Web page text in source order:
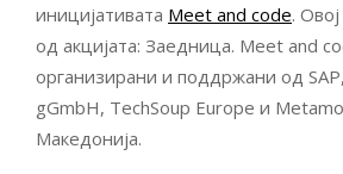
иницијативата Meet and code.
од акцијата: Заедница. Meet and
организирани и поддржани од
gGmbH, TechSoup Europe и
Македонија.